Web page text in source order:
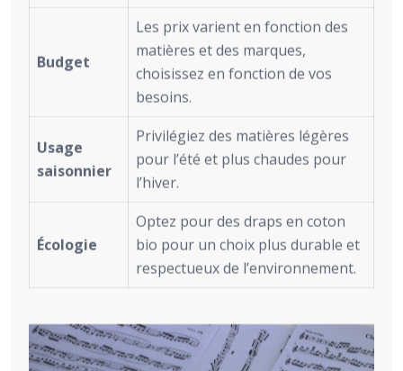
Budget
Les prix varient en fonction des
matières et des marques,
choisissez en fonction de vos
besoins.
Usage
saisonnier
Privilégiez des matières légères
pour l’été et plus chaudes pour
l’hiver.
Écologie
Optez pour des draps en coton
bio pour un choix plus durable et
respectueux de l’environnement.